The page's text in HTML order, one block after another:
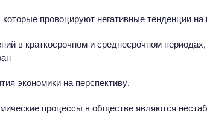
провоцируют негативные тенденции
в краткосрочном и среднесрочном
экономики на перспективу.
процессы в обществе являются